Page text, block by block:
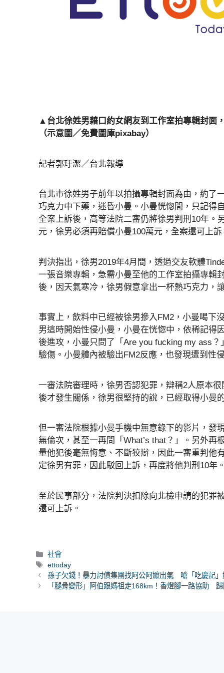
▲台北徐姓男藉口約女網友到工作室拍專輯封面
（示意圖／免費圖庫pixabay）
記者郭玗潔／台北報導
台北市徐姓男子前年以拍攝專輯封面為由，約了
巧克力中下藥，迷昏小曼。小曼恍惚間，只記得
全案上訴後，高等法院二審仍將徐男判刑10年。
元，徐男必須再賠償小曼100萬元，全案還可上訴
判決指出，徐男2019年4月間，透過交友軟體
一張音樂專輯，急需小曼至他的工作室拍攝專輯
後，因天氣寒冷，徐男假意拿出一杯熱巧克力，
事實上，飲料中已經被徐男摻入FM2，小曼喝下
男這時開始性侵小曼，小曼在恍惚中，依稀記得
後進攻，小曼只問了「Are you fucking my ass
驗傷。小曼體內被驗出FM2反應，也發現遭到性
一審法院審理時，徐男否認犯罪，辯稱2人原本
後才發生關係，徐男很堅持的說，已經取得小曼
但一審法院根據小曼手機中無意錄下的影片，發
無倫次，甚至一再問「What’s that？」。另外
量他犯後毫無悔意、不斷狡辯，因此一審重判他
定徐男有罪，因此駁回上訴，再度將他判刑10年
至於民事部分，法院判決扣除向北檢申請的犯罪
還可上訴。
分
類
社會
標
籤
ettoday
孫子欠錢！暴力討債集團找阿公阿嬤出氣 嗆「吃慶記」
「腿骨變形」阿伯跟媽祖走168km！香燈腳一路協助